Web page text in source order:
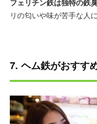
フェリチン鉄は独特の鉄
リの匂いや味が苦手な人
7. ヘム鉄がおすす